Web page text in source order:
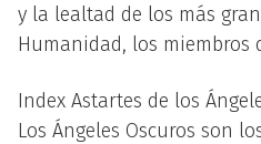
y la lealtad de los más
Humanidad, los miembros
Index Astartes de los
Los Ángeles Oscuros son